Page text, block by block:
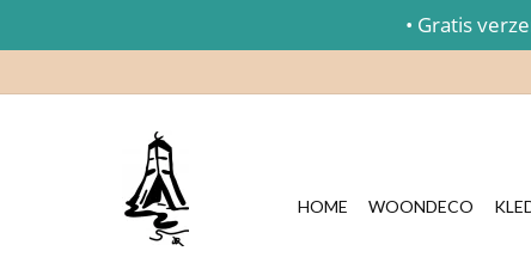
HOME WOONDECO
• Gratis